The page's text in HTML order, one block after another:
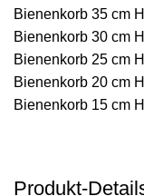
Bienenkorb 35 cm
Bienenkorb 30 cm
Bienenkorb 25 cm
Bienenkorb 20 cm
Bienenkorb 15 cm
Produkt-